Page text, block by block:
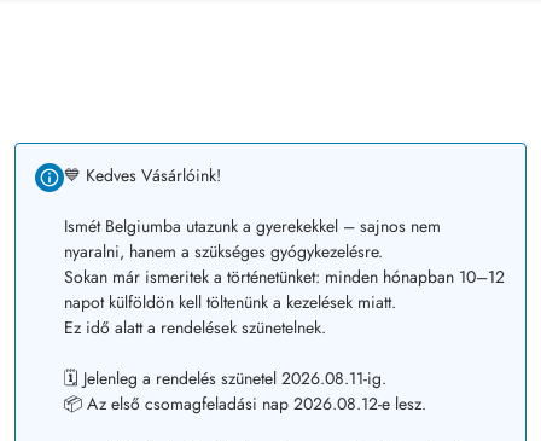
💙 Kedves Vásárlóink!
Ismét Belgiumba utazunk a gyerekekkel – sajnos nem
nyaralni, hanem a szükséges gyógykezelésre.
Sokan már ismeritek a történetünket: minden hónapban 10–12
napot külföldön kell töltenünk a kezelések miatt.
Ez idő alatt a rendelések szünetelnek.
🗓️ Jelenleg a rendelés szünetel 2026.08.11-ig.
📦 Az első csomagfeladási nap 2026.08.12-e lesz.